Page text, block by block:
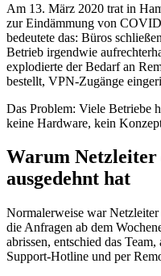
Am 13. März 2020 trat in
zur Eindämmung von
bedeutete das: Büros
Betrieb irgendwie
explodierte der Bedarf an
bestellt, VPN-Zugänge
Das Problem: Viele Betriebe
keine Hardware, kein
Warum Netzleiter
ausgedehnt hat
Normalerweise war
die Anfragen ab dem
abrissen, entschied das
Support-Hotline und per